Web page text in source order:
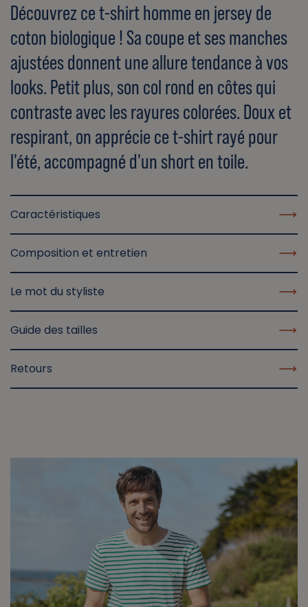
Découvrez ce t-shirt homme en jersey de
coton biologique ! Sa coupe et ses manches
ajustées donnent une allure tendance à vos
looks. Petit plus, son col rond en côtes qui
contraste avec les rayures colorées. Doux et
respirant, on apprécie ce t-shirt rayé pour
l'été, accompagné d'un short en toile.
Caractéristiques
Composition et entretien
Le mot du styliste
Guide des tailles
Retours